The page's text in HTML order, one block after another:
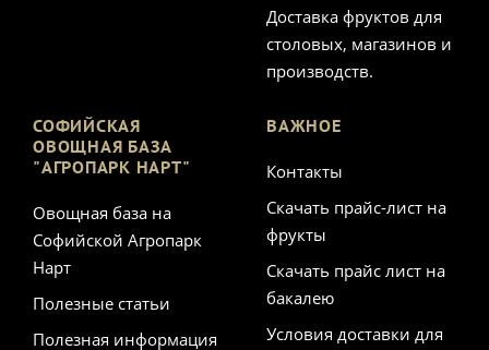
Доставка фруктов для
столовых, магазинов и
производств.
СОФИЙСКАЯ
ОВОЩНАЯ БАЗА
"АГРОПАРК НАРТ"
Овощная база на
Софийской Агропарк
Нарт
Полезные статьи
Полезная информация
ВАЖНОЕ
Контакты
Скачать прайс-лист на
фрукты
Скачать прайс лист на
бакалею
Условия доставки для